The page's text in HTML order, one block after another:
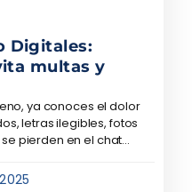
Digitales:
multas y
ya conoces el dolor
letras ilegibles, fotos
pierden en el chat...